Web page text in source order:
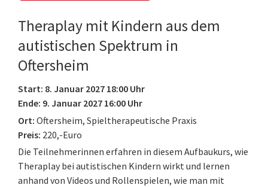
Theraplay mit Kindern aus dem
autistischen Spektrum in
Oftersheim
Start: 8. Januar 2027 18:00 Uhr
Ende: 9. Januar 2027 16:00 Uhr
Ort: Oftersheim, Spieltherapeutische Praxis
Preis: 220,-Euro
Die Teilnehmerinnen erfahren in diesem Aufbaukurs, wie
Theraplay bei autistischen Kindern wirkt und lernen
anhand von Videos und Rollenspielen, wie man mit